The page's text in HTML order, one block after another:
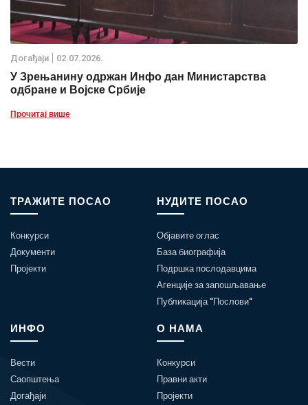
Дoгађаjи 02.07.2026.
У Зрењанину одржан Инфо дан Министарства
одбране и Војске Србије
Прочитај више
ТРАЖИТЕ ПОСАО
Конкурси
Документи
Пројекти
НУДИТЕ ПОСАО
Објавите оглас
База биографија
Подршка послодавцима
Агенције за запошљавање
Публикација "Послови"
ИНФО
Вести
Саопштења
Догађаји
О НАМА
Конкурси
Правни акти
Пројекти